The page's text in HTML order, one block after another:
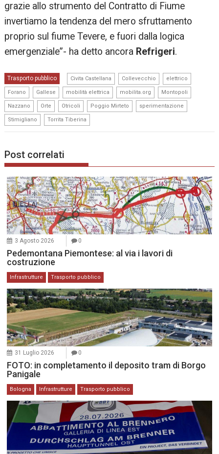
grazie allo strumento del Contratto di Fiume
invertiamo la tendenza del mero sfruttamento
proprio sul fiume Tevere, e fuori dalla logica
emergenziale”- ha detto ancora Refrigeri.
Trasporto pubblico Civita Castellana Collevecchio elettrico
Forano Gallese mobilità elettrica mobilita.org Montopoli
Nazzano Orte Otricoli Poggio Mirteto sperimentazione
Stimigliano Torrita Tiberina
Post correlati
3 Agosto 2026 0
Pedemontana Piemontese: al via i lavori di
costruzione
Infrastrutture Trasporto pubblico
31 Luglio 2026 0
FOTO: in completamento il deposito tram di Borgo
Panigale
Bologna Infrastrutture Trasporto pubblico